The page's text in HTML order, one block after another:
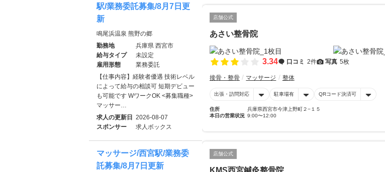
店舗公式
あさい整骨院
3.34 口コミ 2件 写真 5枚
接骨・整骨 マッサージ 整体
出張・訪問対応 駐車場有 QRコード決済可
住所
兵庫県西宮市今津上野町２−１５
本日の営業状況 9:00〜12:00
店舗公式
KMS西宮鍼灸整骨院
駅/業務委託募集/8月7日更
新
鳴尾浜温泉 熊野の郷
勤務地
兵庫県 西宮市
給与タイプ
未設定
雇用形態
業務委託
【仕事内容】経験者優遇 技術レベル
によって給与の相談可 短期デビュー
も可能です WワークOK <募集職種>
マッサー…
求人の更新日 2026-08-07
スポンサー
求人ボックス
マッサージ/西宮駅/業務委
託募集/8月7日更新